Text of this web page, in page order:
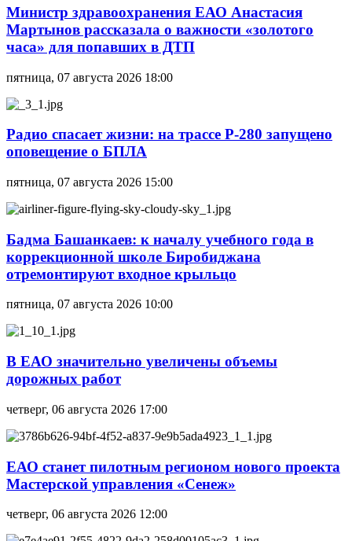
Министр здравоохранения ЕАО Анастасия
Мартынов рассказала о важности «золотого
часа» для попавших в ДТП
пятница, 07 августа 2026 18:00
Радио спасает жизни: на трассе Р-280 запущено
оповещение о БПЛА
пятница, 07 августа 2026 15:00
Бадма Башанкаев: к началу учебного года в
коррекционной школе Биробиджана
отремонтируют входное крыльцо
пятница, 07 августа 2026 10:00
В ЕАО значительно увеличены объемы
дорожных работ
четверг, 06 августа 2026 17:00
ЕАО станет пилотным регионом нового проекта
Мастерской управления «Сенеж»
четверг, 06 августа 2026 12:00